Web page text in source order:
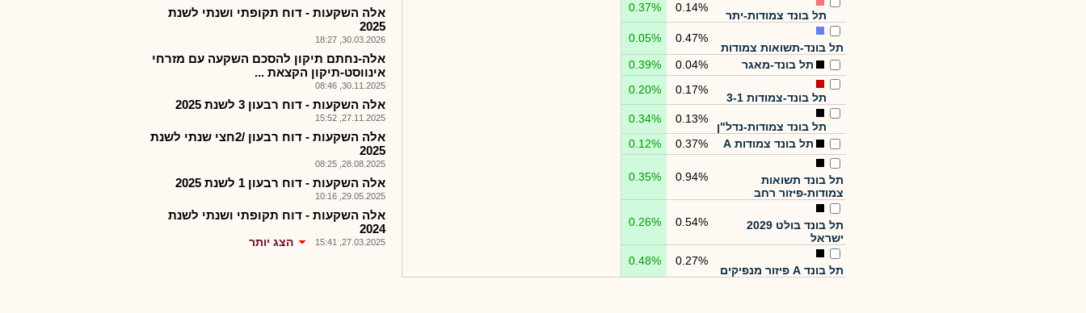
תל בונד צמודות-יתר
0.14%
0.37%
תל בונד-תשואות צמודות
0.47%
0.05%
תל בונד-מאגר 0.04%
0.39%
תל בונד-צמודות 3-1
0.17%
0.20%
תל בונד צמודות-נדל"ן
0.13%
0.34%
תל בונד צמודות A
0.37%
0.12%
תל בונד תשואות
צמודות-פיזור רחב
0.94%
0.35%
תל בונד בולט 2029
ישראל
0.54%
0.26%
תל בונד A פיזור מנפיקים
0.27%
0.48%
אלה השקעות - דוח תקופתי ושנתי לשנת
2025
30.03.2026, 18:27
אלה-נחתם תיקון להסכם השקעה עם מזרחי
אינווסט-תיקון הקצאת ...
30.11.2025, 08:46
אלה השקעות - דוח רבעון 3 לשנת 2025
27.11.2025, 15:52
אלה השקעות - דוח רבעון /2חצי שנתי לשנת
2025
28.08.2025, 08:25
אלה השקעות - דוח רבעון 1 לשנת 2025
29.05.2025, 10:16
אלה השקעות - דוח תקופתי ושנתי לשנת
2024
27.03.2025, 15:41 הצג יותר